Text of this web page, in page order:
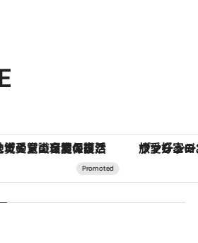
マティック」。旅愛好家のお気に入りコレクションから、ジェンダーレスな新作が登場 【夏限定ディナーコース】旬を